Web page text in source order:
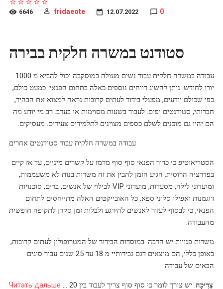
6646 fridaeote 12.07.2022 0
סטודנט במשרה חלקית בבירה
עבודה במשרה חלקית עבור נשים מעולה במוסקבה יכול להביא מ 1000
יורו לחודש. ניתן להשיג רווחים נוספים כאלה בתחום הפנאי. כמעט כולם,
כפי שכולם יודעים, מפעלי בידור לעתים קרובות נראה למצוא את הבהיר,
חברותי, סטודנטים יפים. לעבוד בשעות מסוימות או בערב. רב מי יודע מה
הם יהיו גם מוכנים לשלם כספים מצוינים לתלמידים צעירים. מעסיקים.
עבודה במשרה חלקית עבור סטודנטים אחרים
הסטריאוטיפ כי כדור הפנאי סוף סוף מרמז על קשרים מיניים, עד אז קיים
בפדרציה הרוסית. הגיע הזמן להבין את זה משרות בנות לא משעממות,
ומועדוני לילה, מסעדות, מועדוני VIP לבילוי של אנשים, ברים, סוכנויות
דוגמנות ואפילו סלוני ספא. כל האובייקטים האלה מתייחסים לתחום
הפנאי, כי לבסוף לעזור לאנשים להירגע ולבלות זמן סקרן לתקופה חופשית
מהעבודה.
משרות פנויות יש הרבה. במוסדות הבידור של המטרופולין לעתים קרובות,
באופן כללי, הם מוצאים דגם גבירותיי מ 18 עד 25 שנים עבור סוגים
הבאים של עבודה:
צְרִיכָה. יש צורך לומר כי סוף סוף צריך לעבוד בין 20 ...
Читать дальше